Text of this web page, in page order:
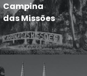
Campina
das Missões